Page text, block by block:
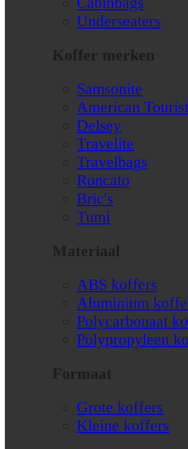
Underseaters
Koffer merken
Samsonite
American
Delsey
Travelite
Travelbags
Roncato
Bric's
Tumi
Materiaal
ABS koffers
Aluminium
Polycarbonaat
Polypropyleen
Formaat
Grote koffers
Kleine koffers